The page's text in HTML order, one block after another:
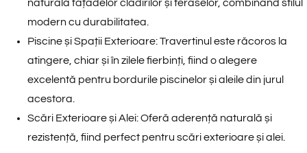
naturală fațadelor clădirilor și teraselor, combinând stilul
modern cu durabilitatea.
Piscine și Spații Exterioare: Travertinul este răcoros la
atingere, chiar și în zilele fierbinți, fiind o alegere
excelentă pentru bordurile piscinelor și aleile din jurul
acestora.
Scări Exterioare și Alei: Oferă aderență naturală și
rezistență, fiind perfect pentru scări exterioare și alei.